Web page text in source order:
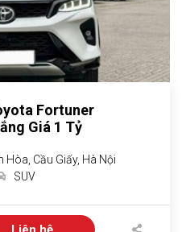
Fortuner
Giá 1 Tỷ
Hòa, Cầu Giấy, Hà Nội
SUV